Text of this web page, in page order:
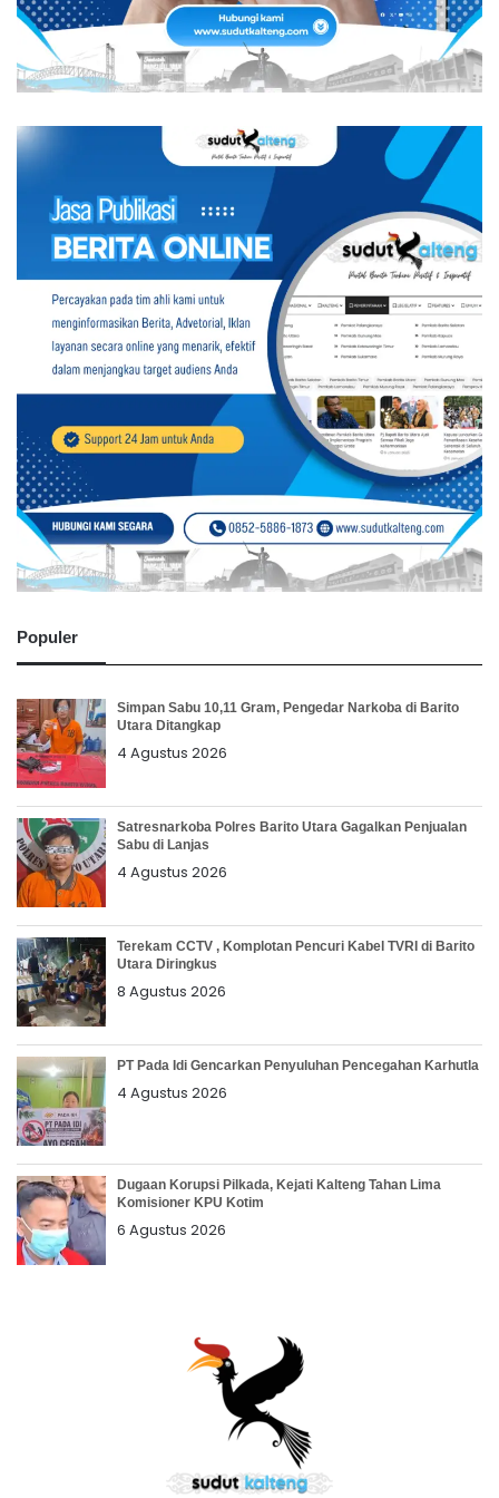
Populer
Simpan Sabu 10,11 Gram, Pengedar Narkoba di Barito
Utara Ditangkap
4 Agustus 2026
Satresnarkoba Polres Barito Utara Gagalkan Penjualan
Sabu di Lanjas
4 Agustus 2026
Terekam CCTV , Komplotan Pencuri Kabel TVRI di Barito
Utara Diringkus
8 Agustus 2026
PT Pada Idi Gencarkan Penyuluhan Pencegahan Karhutla
4 Agustus 2026
Dugaan Korupsi Pilkada, Kejati Kalteng Tahan Lima
Komisioner KPU Kotim
6 Agustus 2026